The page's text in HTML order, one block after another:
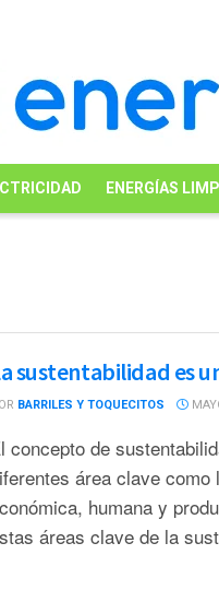
ENERGÍAS
sustentabilidad es
BARRILES Y TOQUECITOS
concepto de
área clave como
humana y
áreas clave de la